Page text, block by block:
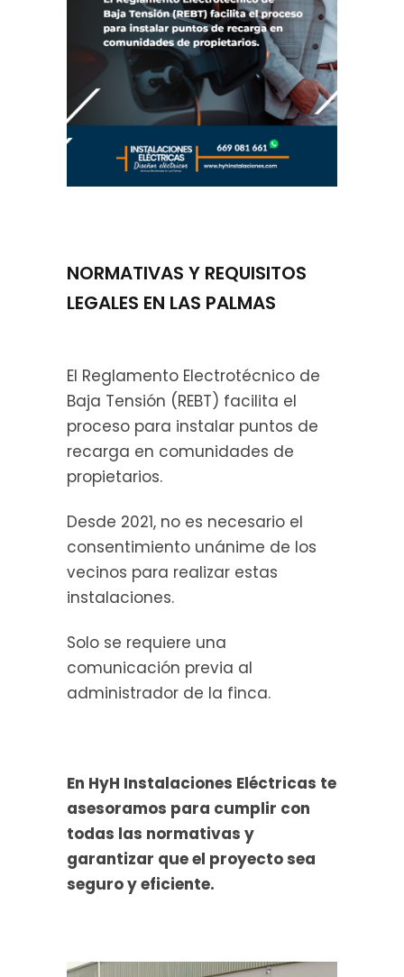
NORMATIVAS Y REQUISITOS
LEGALES EN LAS PALMAS
El Reglamento Electrotécnico de
Baja Tensión (REBT) facilita el
proceso para instalar puntos de
recarga en comunidades de
propietarios.
Desde 2021, no es necesario el
consentimiento unánime de los
vecinos para realizar estas
instalaciones.
Solo se requiere una
comunicación previa al
administrador de la finca.
En HyH Instalaciones Eléctricas te
asesoramos para cumplir con
todas las normativas y
garantizar que el proyecto sea
seguro y eficiente.